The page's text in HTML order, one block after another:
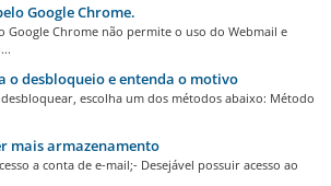
Google Chrome.
Google Chrome não permite o uso do Webmail e
o desbloqueio e entenda o motivo
desbloquear, escolha um dos métodos abaixo: Método
mais armazenamento
a conta de e-mail;- Desejável possuir acesso ao